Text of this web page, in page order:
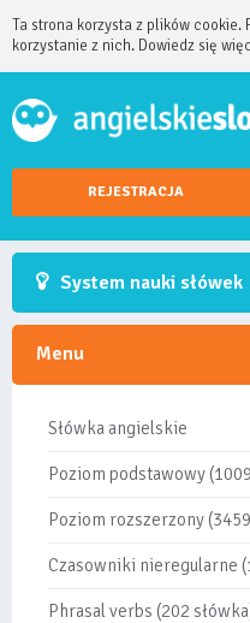
Ta strona korzysta z plików cookie.
korzystanie z nich. Dowiedz się
REJESTRACJA
System nauki słówek
Menu
Słówka angielskie
Poziom podstawowy
Poziom rozszerzony
Czasowniki nieregularne
Phrasal verbs (202